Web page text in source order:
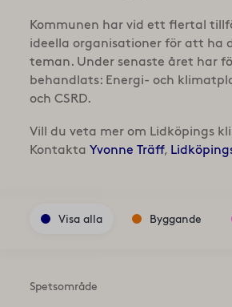
Kommunen har vid ett flertal
ideella organisationer för att ha
teman. Under senaste året har
behandlats: Energi- och
och CSRD.
Vill du veta mer om Lidköpings
Kontakta Yvonne Träff,
Visa alla Byggande
Spetsområde